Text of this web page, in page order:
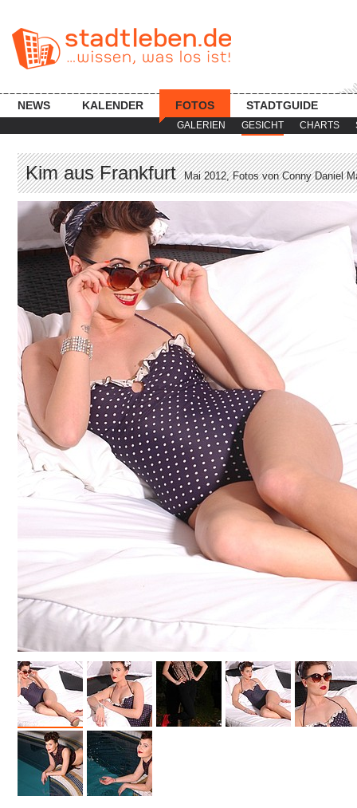
GALERIEN GESICHT CHARTS
NEWS KALENDER FOTOS STADTGUIDE
Kim aus Frankfurt Mai 2012, Fotos von Conny Daniel